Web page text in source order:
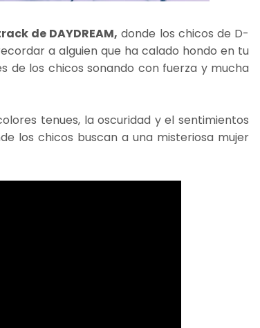
de DAYDREAM, donde los chicos de D-
a alguien que ha calado hondo en tu
de los chicos sonando con fuerza y mucha
tenues, la oscuridad y el sentimientos
los chicos buscan a una misteriosa mujer